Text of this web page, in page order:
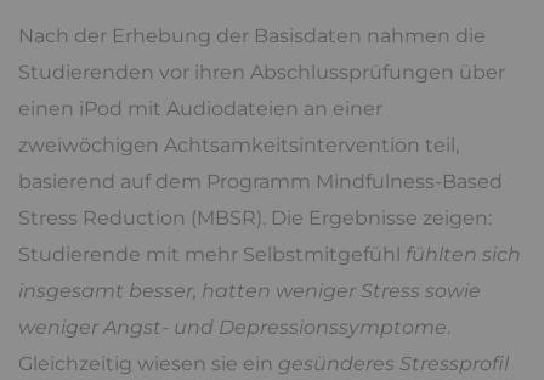
Nach der Erhebung der Basisdaten nahmen die
Studierenden vor ihren Abschlussprüfungen über
einen iPod mit Audiodateien an einer
zweiwöchigen Achtsamkeitsintervention teil,
basierend auf dem Programm Mindfulness-Based
Stress Reduction (MBSR). Die Ergebnisse zeigen:
Studierende mit mehr Selbstmitgefühl fühlten sich
insgesamt besser, hatten weniger Stress sowie
weniger Angst- und Depressionssymptome.
Gleichzeitig wiesen sie ein gesünderes Stressprofil